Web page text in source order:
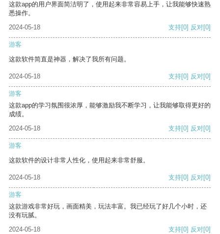
这款app的用户界面简洁明了，使用起来非常容易上手，让我能够快速熟
悉操作。
2024-05-18
支持[0] 反对[0]
游客
这款软件简直是神器，解决了我所有问题。
2024-05-18 支持[0] 反对[0]
游客
这款app的学习氛围很浓厚，能够激励我不断学习，让我能够取得更好的
成绩。
2024-05-18
支持[0] 反对[0]
游客
这款软件的设计非常人性化，使用起来非常舒服。
2024-05-18 支持[0] 反对[0]
游客
这款游戏非常好玩，画面精美，玩法丰富。我已经玩了好几个小时，还
没有玩腻。
2024-05-18
支持[0] 反对[0]